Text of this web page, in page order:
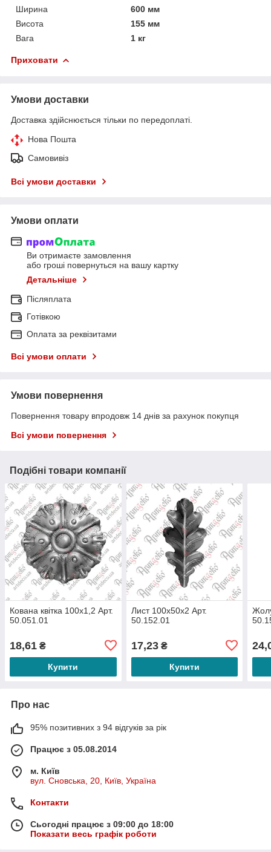
Ширина
600 мм
Висота
155 мм
Вага
1 кг
Приховати
Умови доставки
Доставка здійснюється тільки по передоплаті.
Нова Пошта
Самовивіз
Всі умови доставки
Умови оплати
Ви отримаєте замовлення
або гроші повернуться на вашу картку
Детальніше
Післяплата
Готівкою
Оплата за реквізитами
Всі умови оплати
Умови повернення
Повернення товару впродовж 14 днів за рахунок покупця
Всі умови повернення
Подібні товари компанії
Кована квітка 100х1,2 Арт.
50.051.01
18,61 ₴
Купити
Лист 100х50х2 Арт.
50.152.01
17,23₴
Купити
Про нас
95% позитивних з 94 відгуків за рік
Працює з 05.08.2014
м. Київ
вул. Сновська, 20, Київ, Україна
Контакти
Сьогодні працює з 09:00 до 18:00
Показати весь графік роботи